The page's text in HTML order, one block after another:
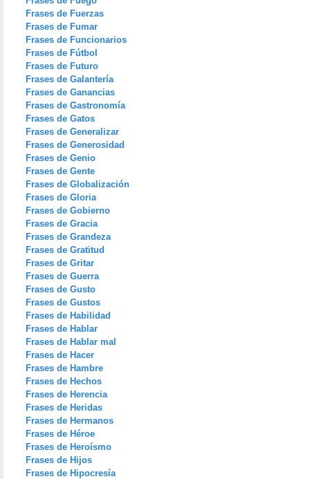
Frases de Fuerzas
Frases de Fumar
Frases de Funcionarios
Frases de Fútbol
Frases de Futuro
Frases de Galantería
Frases de Ganancias
Frases de Gastronomía
Frases de Gatos
Frases de Generalizar
Frases de Generosidad
Frases de Genio
Frases de Gente
Frases de Globalización
Frases de Gloria
Frases de Gobierno
Frases de Gracia
Frases de Grandeza
Frases de Gratitud
Frases de Gritar
Frases de Guerra
Frases de Gusto
Frases de Gustos
Frases de Habilidad
Frases de Hablar
Frases de Hablar mal
Frases de Hacer
Frases de Hambre
Frases de Hechos
Frases de Herencia
Frases de Heridas
Frases de Hermanos
Frases de Héroe
Frases de Heroísmo
Frases de Hijos
Frases de Hipocresía